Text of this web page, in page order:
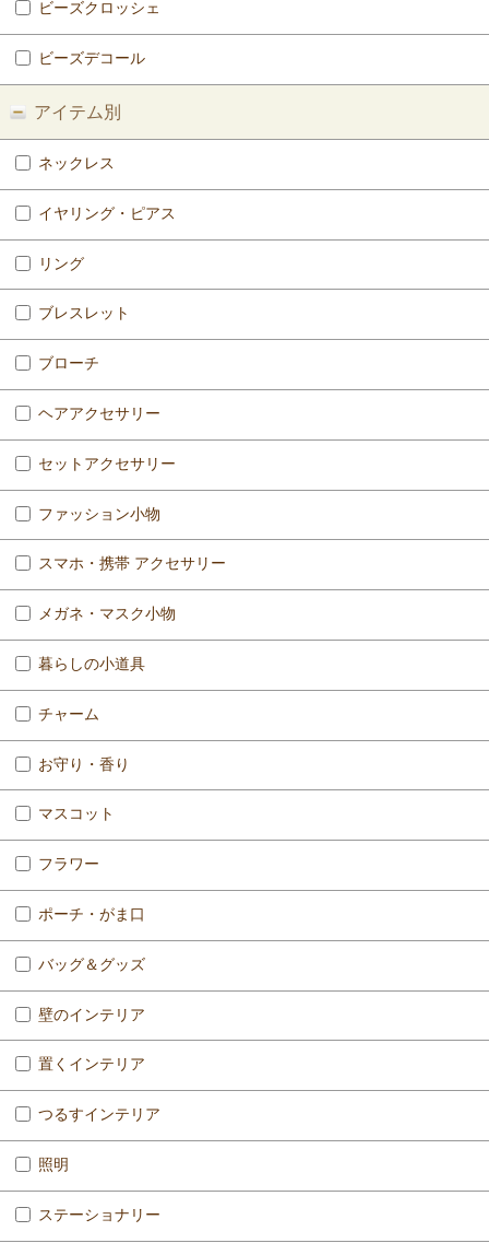
ビーズクロッシェ
ビーズデコール
アイテム別
ネックレス
イヤリング・ピアス
リング
ブレスレット
ブローチ
ヘアアクセサリー
セットアクセサリー
ファッション小物
スマホ・携帯 アクセサリー
メガネ・マスク小物
暮らしの小道具
チャーム
お守り・香り
マスコット
フラワー
ポーチ・がま口
バッグ＆グッズ
壁のインテリア
置くインテリア
つるすインテリア
照明
ステーショナリー